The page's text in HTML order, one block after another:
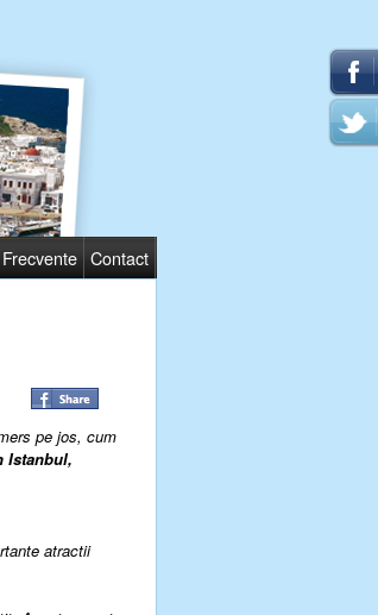
Contact
pe jos, cum
Istanbul,
atractii